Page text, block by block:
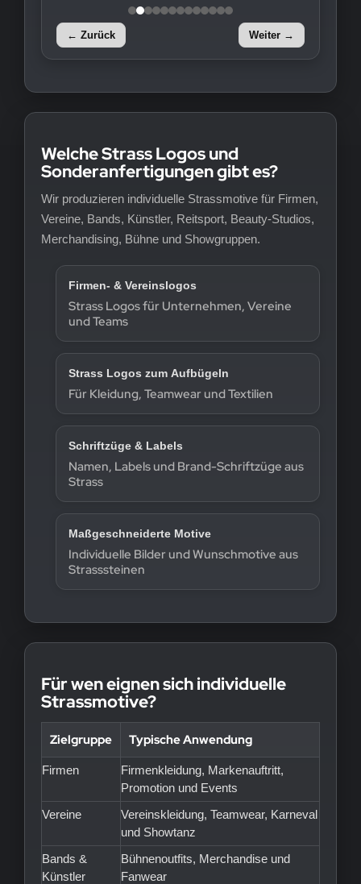
← Zurück Weiter →
Welche Strass Logos und
Sonderanfertigungen gibt es?
Wir produzieren individuelle Strassmotive für Firmen,
Vereine, Bands, Künstler, Reitsport, Beauty-Studios,
Merchandising, Bühne und Showgruppen.
Firmen- & Vereinslogos
Strass Logos für Unternehmen, Vereine
und Teams
Strass Logos zum Aufbügeln
Für Kleidung, Teamwear und Textilien
Schriftzüge & Labels
Namen, Labels und Brand-Schriftzüge aus
Strass
Maßgeschneiderte Motive
Individuelle Bilder und Wunschmotive aus
Strasssteinen
Für wen eignen sich individuelle
Strassmotive?
Zielgruppe Typische Anwendung
Firmen
Firmenkleidung, Markenauftritt,
Promotion und Events
Vereine
Vereinskleidung, Teamwear, Karneval
und Showtanz
Bands &
Künstler
Bühnenoutfits, Merchandise und
Fanwear